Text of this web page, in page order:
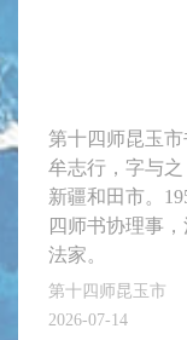
第十四师昆玉
牟志行，字与
新疆和田市。
四师书协理事
法家。
第十四师昆玉市
2026-07-14